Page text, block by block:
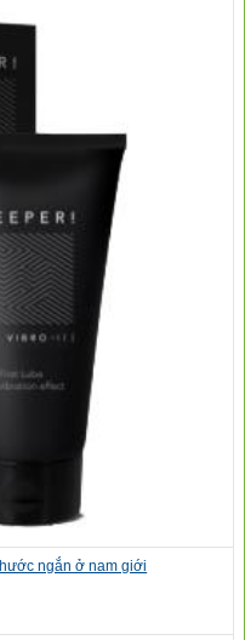
ngắn ở nam giới